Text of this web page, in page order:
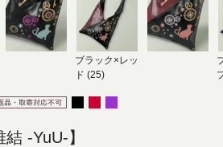
ブラック×レッ
ド (25)
-YuU-】